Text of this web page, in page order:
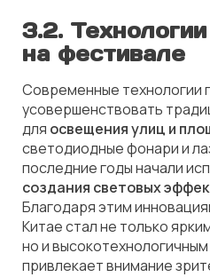
3.2.
на фестивале
Современные технологии
усовершенствовать
для освещения улиц и
светодиодные фонари и
последние годы начали
создания световых
Благодаря этим
Китае стал не только
но и
привлекает внимание